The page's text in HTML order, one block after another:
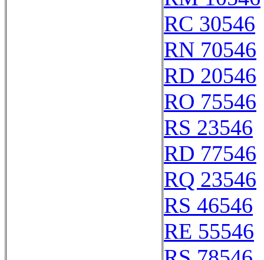
RC 30546
RN 70546
RD 20546
RO 75546
RS 23546
RD 77546
RQ 23546
RS 46546
RE 55546